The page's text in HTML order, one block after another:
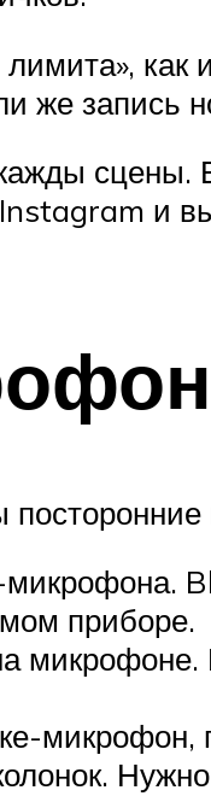
как
же запись
сцены.
и
приборе.